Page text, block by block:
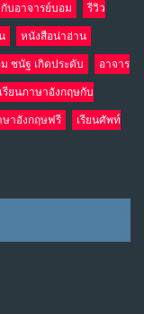
บอาจารย์บอม รีวิว
หนังสือน่าอ่าน
ชนัฐ เกิดประดับ อาจาร
เรียนภาษาอังกฤษกับ
ษาอังกฤษฟรี เรียนศัพท์